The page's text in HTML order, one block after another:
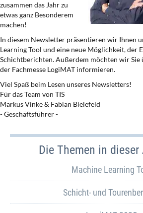
zusammen das Jahr zu
etwas ganz Besonderem
machen!
In diesem Newsletter präsentieren wir Ihnen
Learning Tool und eine neue Möglichkeit, der
Schichtberichten. Außerdem möchten wir Sie
der Fachmesse LogiMAT informieren.
Viel Spaß beim Lesen unseres Newsletters!
Für das Team von TIS
Markus Vinke & Fabian Bielefeld
- Geschäftsführer -
Die Themen in dieser
Machine Learning
Schicht- und